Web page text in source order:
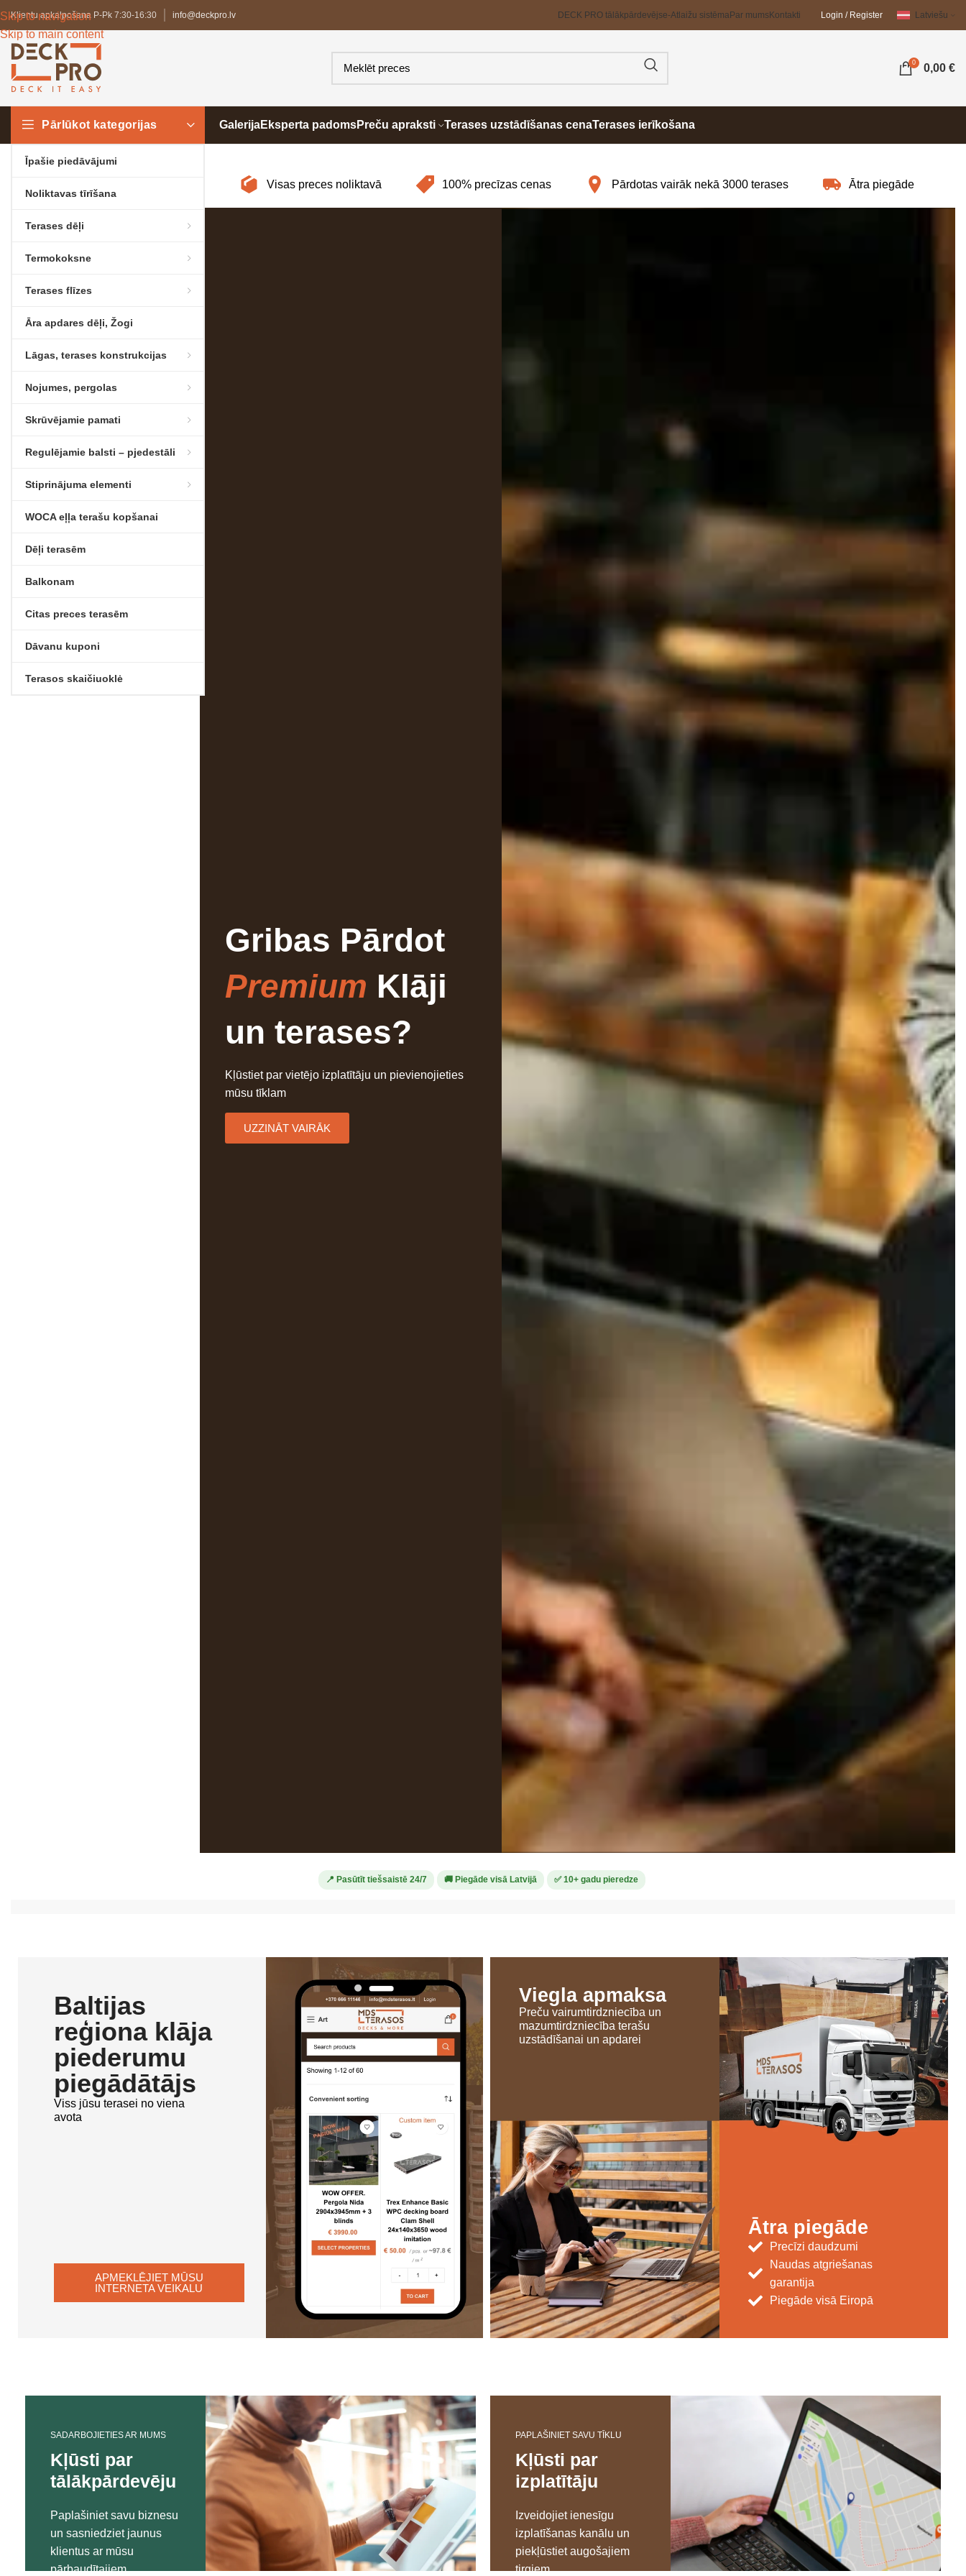
Skip to navigation
Skip to main content
Klientu apkalpošana P-Pk 7:30-16:30 info@deckpro.lv DECK PRO tālākpārdevējse-Atlaižu sistēmaPar mumsKontakti Login / Register Latviešu
0 0,00 €
Pārlūkot kategorijas
Īpašie piedāvājumi
Noliktavas tīrīšana
Terases dēļi
Termokoksne
Terases flīzes
Āra apdares dēļi, Žogi
Lāgas, terases konstrukcijas
Nojumes, pergolas
Skrūvējamie pamati
Regulējamie balsti – pjedestāli
Stiprinājuma elementi
WOCA eļļa terašu kopšanai
Dēļi terasēm
Balkonam
Citas preces terasēm
Dāvanu kuponi
Terasos skaičiuoklė
GalerijaEksperta padomsPreču apraksti Terases uzstādīšanas cenaTerases ierīkošana
Visas preces noliktavā 100% precīzas cenas Pārdotas vairāk nekā 3000 terases Ātra piegāde
Gribas Pārdot
Premium Klāji
un terases?
Kļūstiet par vietējo izplatītāju un pievienojieties
mūsu tīklam
UZZINĀT VAIRĀK
📍 Pasūtīt tiešsaistē 24/7 🚚 Piegāde visā Latvijā ✅ 10+ gadu pieredze
Baltijas
reģiona klāja
piederumu
piegādātājs
Viss jūsu terasei no viena
avota
APMEKLĒJIET MŪSU
INTERNETA VEIKALU
Viegla apmaksa
Preču vairumtirdzniecība un
mazumtirdzniecība terašu
uzstādīšanai un apdarei
Ātra piegāde
Precīzi daudzumi
Naudas atgriešanas
garantija
Piegāde visā Eiropā
SADARBOJIETIES AR MUMS
Kļūsti par
tālākpārdevēju
Paplašiniet savu biznesu
un sasniedziet jaunus
klientus ar mūsu
pārbaudītajiem
PAPLAŠINIET SAVU TĪKLU
Kļūsti par
izplatītāju
Izveidojiet ienesīgu
izplatīšanas kanālu un
piekļūstiet augošajiem
tirgiem